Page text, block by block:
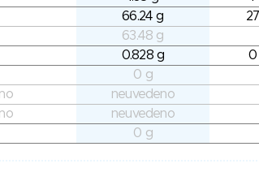
66.24 g
63.48 g
0.828 g
0
0 g
neuvedeno
neuvedeno
0 g